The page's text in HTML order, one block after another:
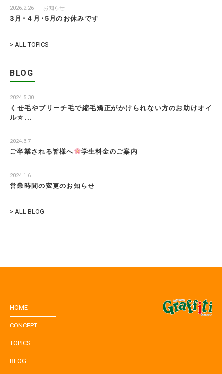
2026.2.26 お知らせ
3月･４月･5月のお休みです
> ALL TOPICS
BLOG
2024.5.30
くせ毛やブリーチ毛で縮毛矯正がかけられない方のお助けオイ
ル☆...
2024.3.7
ご卒業される皆様へ 学生料金のご案内
2024.1.6
営業時間の変更のお知らせ
> ALL BLOG
HOME
CONCEPT
TOPICS
BLOG